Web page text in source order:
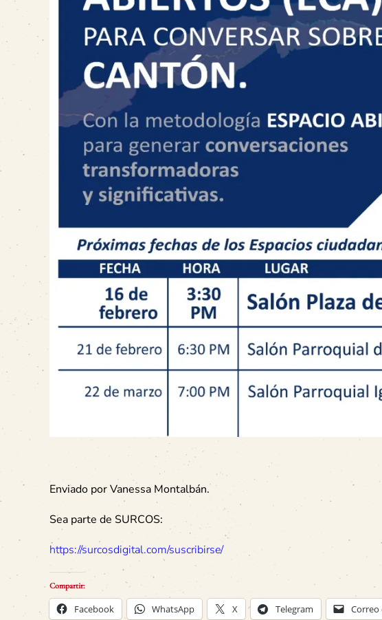
Enviado por Vanessa Montalbán.
Sea parte de SURCOS:
https://surcosdigital.com/suscribirse/
Compartir:
Facebook WhatsApp X Telegram Correo